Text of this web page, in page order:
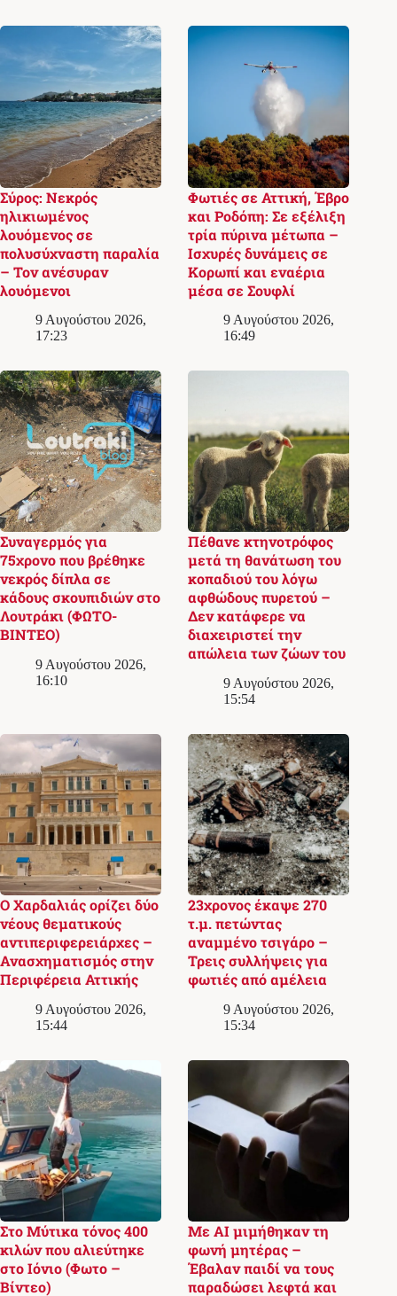
Σύρος: Νεκρός
ηλικιωμένος
λουόμενος σε
πολυσύχναστη παραλία
– Τον ανέσυραν
λουόμενοι
9 Αυγούστου 2026,
17:23
Φωτιές σε Αττική, Έβρο
και Ροδόπη: Σε εξέλιξη
τρία πύρινα μέτωπα –
Ισχυρές δυνάμεις σε
Κορωπί και εναέρια
μέσα σε Σουφλί
9 Αυγούστου 2026,
16:49
Συναγερμός για
75χρονο που βρέθηκε
νεκρός δίπλα σε
κάδους σκουπιδιών στο
Λουτράκι (ΦΩΤΟ-
ΒΙΝΤΕΟ)
9 Αυγούστου 2026,
16:10
Πέθανε κτηνοτρόφος
μετά τη θανάτωση του
κοπαδιού του λόγω
αφθώδους πυρετού –
Δεν κατάφερε να
διαχειριστεί την
απώλεια των ζώων του
9 Αυγούστου 2026,
15:54
Ο Χαρδαλιάς ορίζει δύο
νέους θεματικούς
αντιπεριφερειάρχες –
Ανασχηματισμός στην
Περιφέρεια Αττικής
9 Αυγούστου 2026,
15:44
23χρονος έκαψε 270
τ.μ. πετώντας
αναμμένο τσιγάρο –
Τρεις συλλήψεις για
φωτιές από αμέλεια
9 Αυγούστου 2026,
15:34
Στο Μύτικα τόνος 400
κιλών που αλιεύτηκε
στο Ιόνιο (Φωτο –
Βίντεο)
Με AI μιμήθηκαν τη
φωνή μητέρας –
Έβαλαν παιδί να τους
παραδώσει λεφτά και